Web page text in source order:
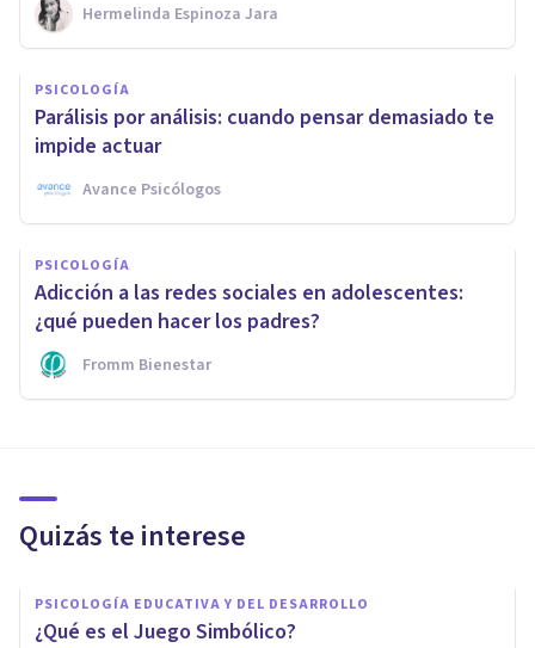
Hermelinda Espinoza Jara
PSICOLOGÍA
Parálisis por análisis: cuando pensar demasiado te
impide actuar
Avance Psicólogos
PSICOLOGÍA
Adicción a las redes sociales en adolescentes:
¿qué pueden hacer los padres?
Fromm Bienestar
Quizás te interese
PSICOLOGÍA EDUCATIVA Y DEL DESARROLLO
¿Qué es el Juego Simbólico?